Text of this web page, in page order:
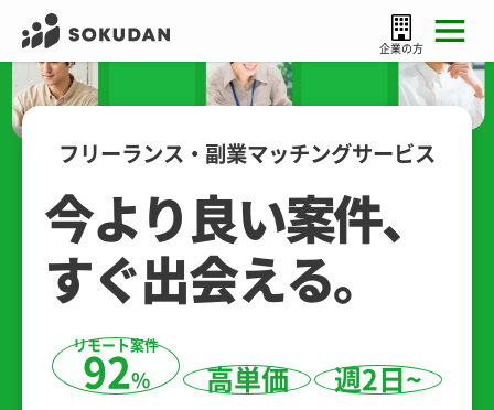
企業の方
フリーランス・副業マッチングサービス
今より良い案件、
すぐ出会える。
リモート案件
92% 高単価 週2日~